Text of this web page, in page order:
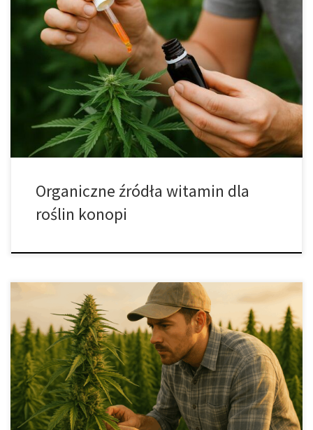
Hydroponika biologiczna – witaminy i biostymulatory jako siła
napędowa zrównoważonego rolnictwa Hydroponika, czyli sztuka
uprawy roślin bez użycia gleby, stała się symbolem
nowoczesnego podejścia do produkcji żywności. W dobie
globalnych zmian klimatycznych, wyjałowienia gleb i rosnącego
zapotrzebowania na świeże produkty, ta metoda stanowi realną
alternatywę dla tradycyjnego rolnictwa. Jednak to, […]
Organiczne źródła witamin dla
roślin konopi
Stymulatory korzeni – naturalny sposób na zdrowe rośliny i
większe plony Każdy ogrodnik, niezależnie od tego, czy uprawia
rośliny w tradycyjnej glebie, czy w systemie hydroponicznym, wie,
jak kluczową rolę w rozwoju roślin odgrywa azot. To właśnie on
odpowiada za bujny wzrost, soczystą zieleń liści i wysoką
wydajność plonów. Problem […]